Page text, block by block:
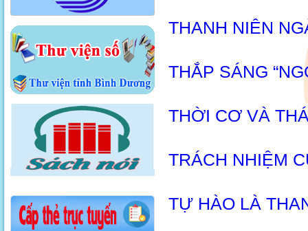
THANH NIÊN
THẮP SÁNG
THỜI CƠ VÀ
TRÁCH NHIỆM
TỰ HÀO LÀ